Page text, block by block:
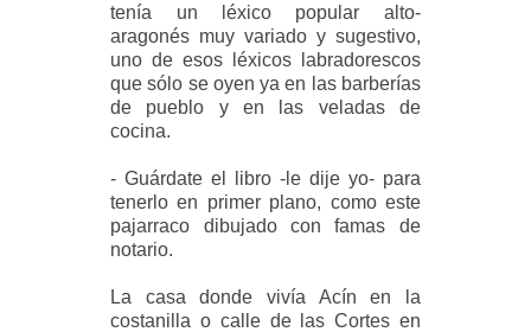
tenía un léxico popular alto-
aragonés muy variado y sugestivo,
uno de esos léxicos labradorescos
que sólo se oyen ya en las barberías
de pueblo y en las veladas de
cocina.
- Guárdate el libro -le dije yo- para
tenerlo en primer plano, como este
pajarraco dibujado con famas de
notario.
La casa donde vivía Acín en la
costanilla o calle de las Cortes en